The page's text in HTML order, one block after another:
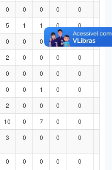
0 0 0 0 0
5 1 1 0 0
0 0 0 0 0
2 0 0 0 0
0 0 0 0 0
0 0 1 0 0
2 0 0 0 0
10 0 7 0 0
3 0 0 0 0
0 0 0 0 0